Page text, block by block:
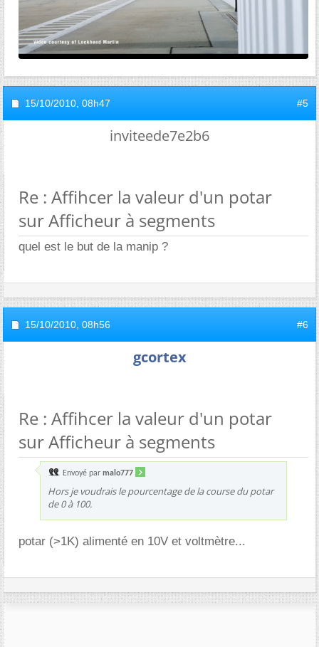
15/10/2010, 08h47 #5
inviteede7e2b6
Re : Affihcer la valeur d'un potar
sur Afficheur à segments
quel est le but de la manip ?
15/10/2010, 08h56 #6
gcortex
Re : Affihcer la valeur d'un potar
sur Afficheur à segments
Envoyé par malo777
Hors je voudrais le pourcentage de la course du potar
de 0 à 100.
potar (>1K) alimenté en 10V et voltmètre...